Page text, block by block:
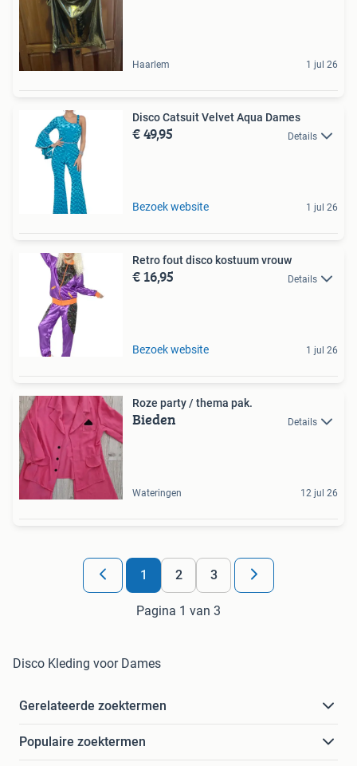
Haarlem 1 jul 26
Disco Catsuit Velvet Aqua Dames
€ 49,95 Details
Bezoek website 1 jul 26
Retro fout disco kostuum vrouw
€ 16,95 Details
Bezoek website 1 jul 26
Roze party / thema pak.
Bieden Details
Wateringen 12 jul 26
1 2 3
Pagina 1 van 3
Disco Kleding voor Dames
Gerelateerde zoektermen
Populaire zoektermen